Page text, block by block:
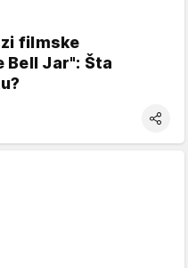
filmske
Bell Jar": Šta